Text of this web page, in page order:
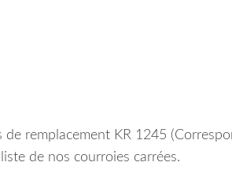
remplacement KR 1245
de nos courroies carrées.